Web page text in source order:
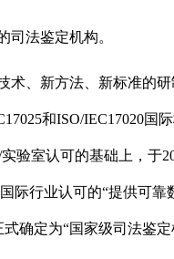
司法鉴定机构。
、新方法、新标准的
和ISO/IEC17020国
室认可的基础上，于
行业认可的“提供可靠
确定为“国家级司法鉴